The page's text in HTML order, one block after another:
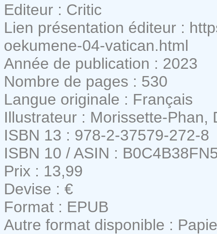
Editeur : Critic
Lien présentation éditeur :
oekumene-04-vatican.html
Année de publication : 2023
Nombre de pages : 530
Langue originale : Français
Illustrateur : Morissette-Phan,
ISBN 13 : 978-2-37579-272-8
ISBN 10 / ASIN :
Prix : 13,99
Devise : €
Format : EPUB
Autre format disponible :